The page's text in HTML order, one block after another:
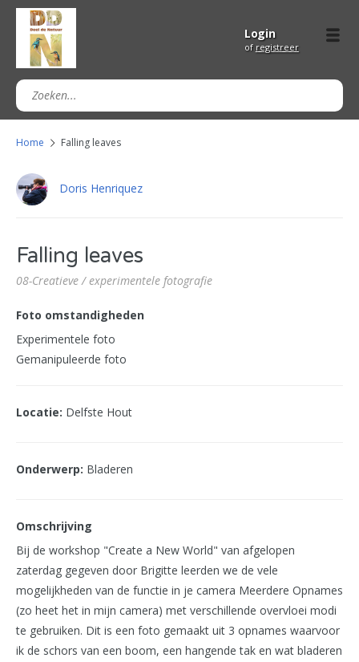
Login
of registreer
Home Falling leaves
Doris Henriquez
Falling leaves
08-Creatieve / experimentele fotografie
Foto omstandigheden
Experimentele foto
Gemanipuleerde foto
Locatie: Delfste Hout
Onderwerp: Bladeren
Omschrijving
Bij de workshop "Create a New World" van afgelopen
zaterdag gegeven door Brigitte leerden we de vele
mogelijkheden van de functie in je camera Meerdere Opnames
(zo heet het in mijn camera) met verschillende overvloei modi
te gebruiken. Dit is een foto gemaakt uit 3 opnames waarvoor
ik de schors van een boom, een hangende tak en wat bladeren